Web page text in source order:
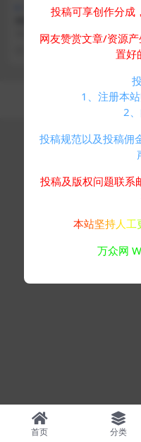
视频音乐
PHP电影网站源码在线影视播
放网站自动采集MKCMS升级
版米酷模板含WAP手机版附
简介： PHP电影网站源码在线影
播放网站自动采集MKCMS升级
Copyright © 2024
浙ICP
首页 分类
投稿可享创作分成
网友赞赏文章/资源
置好
1、注册本
2、
投稿规范以及投稿佣
投稿及版权问题联
本站坚持人工
万众网